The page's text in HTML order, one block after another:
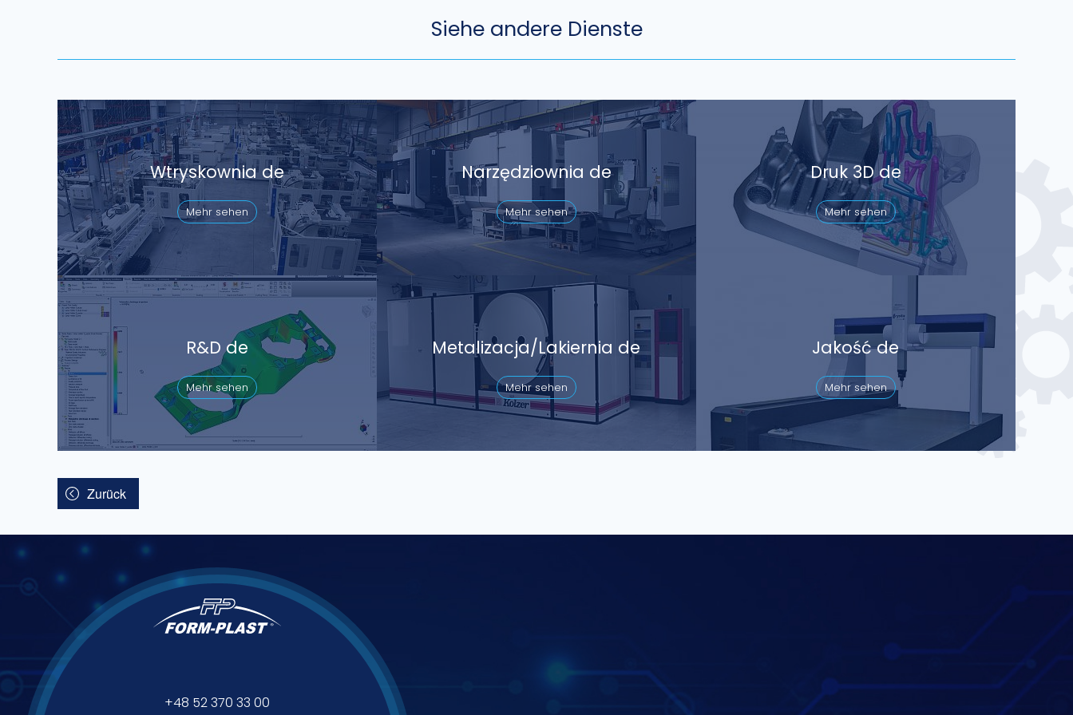
Siehe andere Dienste
Wtryskownia de
Mehr sehen
Narzędziownia de
Mehr sehen
Druk 3D de
Mehr sehen
R&D de
Mehr sehen
Metalizacja/Lakiernia de
Mehr sehen
Jakość de
Mehr sehen
Zurück
+48 52 370 33 00